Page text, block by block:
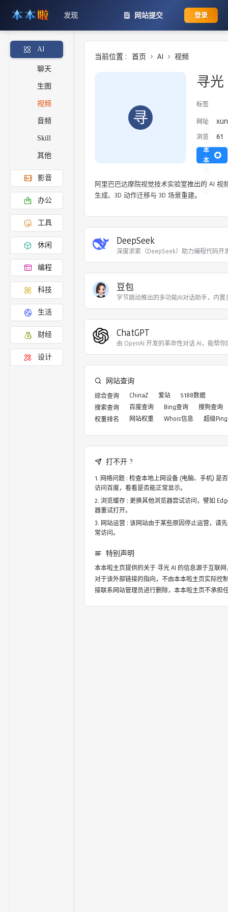
发现 网站提交 登录
AI
聊天
生图
视频
音频
Skill
其他
影音
办公
工具
休闲
编程
科技
生活
财经
设计
当前位置 : 首页 AI 视频
寻
寻光
标签
网址
浏览 61
添
到
本
本
主
阿里巴巴达摩院视觉技术实验室推出的 AI 视
生成、3D 动作迁移与 3D 场景重建。
DeepSeek
深度求索（DeepSeek）助力编程代码开
豆包
字节跳动推出的多功能AI对话助手，内置
ChatGPT
由 OpenAI 开发的革命性对话 AI，能帮你
网站查询
综合查询 ChinaZ 爱站
5188数据
搜索查询
百度查询 Bing查询
搜狗查询
权重排名
网站权重 Whois信息 超级Ping
打不开 ?
网络问题 : 检查本地上网设备 (电脑、手机) 是
访问百度，看看是否能正常显示。
浏览缓存 : 更换其他浏览器尝试访问，譬如
器重试打开。
网站运营 : 该网站由于某些原因停止运营，请
常访问。
特别声明
本本啦主页提供的关于寻光 AI 的信息源于互联
对于该外部链接的指向，不由本本啦主页实际控
接联系网站管理员进行删除，本本啦主页不承担